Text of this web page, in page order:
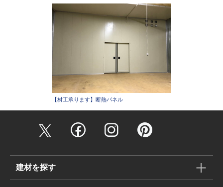
【材工承ります】断熱パネル
建材を探す